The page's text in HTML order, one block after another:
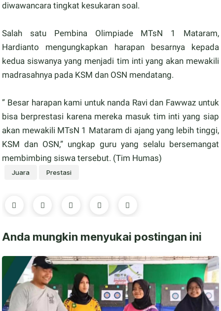
diwawancara tingkat kesukaran soal.
Salah satu Pembina Olimpiade MTsN 1 Mataram,
Hardianto mengungkapkan harapan besarnya kepada
kedua siswanya yang menjadi tim inti yang akan mewakili
madrasahnya pada KSM dan OSN mendatang.
” Besar harapan kami untuk nanda Ravi dan Fawwaz untuk
bisa berprestasi karena mereka masuk tim inti yang siap
akan mewakili MTsN 1 Mataram di ajang yang lebih tinggi,
KSM dan OSN,” ungkap guru yang selalu bersemangat
membimbing siswa tersebut. (Tim Humas)
Juara Prestasi
Anda mungkin menyukai postingan ini